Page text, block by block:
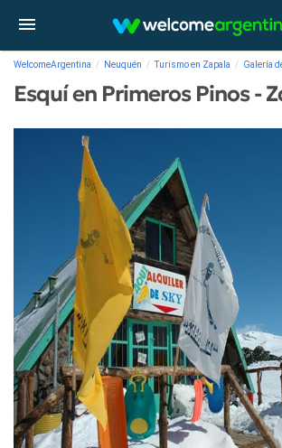
WelcomeArgentina Neuquén Turismo en Zapala Galería
Esquí en Primeros Pinos -